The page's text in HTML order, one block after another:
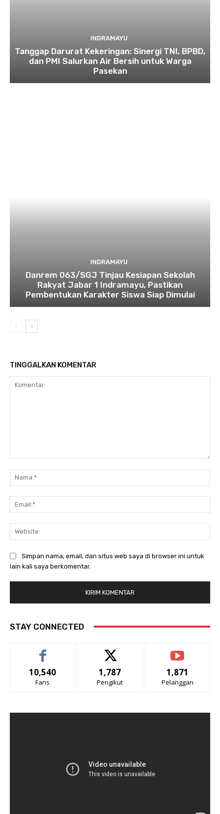
INDRAMAYU
​Tanggap Darurat Kekeringan: Sinergi TNI, BPBD,
dan PMI Salurkan Air Bersih untuk Warga
Pasekan
INDRAMAYU
Danrem 063/SGJ Tinjau Kesiapan Sekolah
Rakyat Jabar 1 Indramayu, Pastikan
Pembentukan Karakter Siswa Siap Dimulai
TINGGALKAN KOMENTAR
Simpan nama, email, dan situs web saya di browser ini untuk
lain kali saya berkomentar.
STAY CONNECTED
10,540
Fans
1,787
Pengikut
1,871
Pelanggan